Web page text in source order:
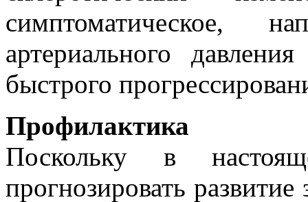
симптоматическое,
артериального
быстрого
Профилактика
Поскольку в
прогнозировать